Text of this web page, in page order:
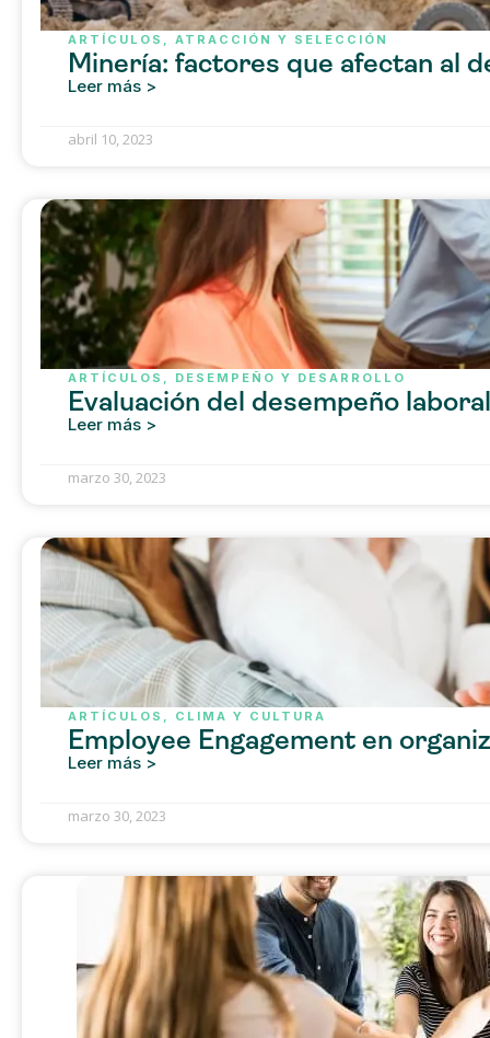
ARTÍCULOS ATRACCIÓN Y SELECCIÓN
Minería: factores que afectan al
Leer más >
abril 10, 2023
ARTÍCULOS DESEMPEÑO Y DESARROLLO
Evaluación del desempeño
Leer más >
marzo 30, 2023
ARTÍCULOS CLIMA Y CULTURA
Employee Engagement en
Leer más >
marzo 30, 2023